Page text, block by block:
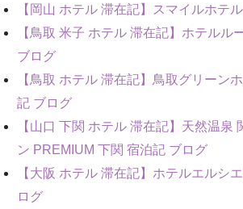
【岡山 ホテル 滞在記】スマイルホテ
【鳥取 米子 ホテル 滞在記】ホテルル
ブログ
【鳥取 ホテル 滞在記】鳥取グリーン
記 ブログ
【山口 下関 ホテル 滞在記】天然温泉
ン PREMIUM 下関 宿泊記 ブログ
【大阪 ホテル 滞在記】ホテルエルシ
ログ